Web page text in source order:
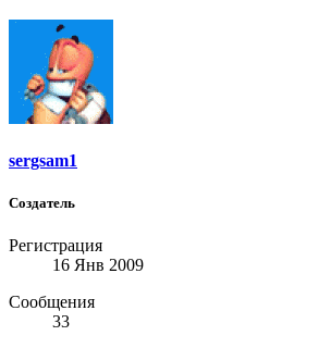
sergsam1
Создатель
Регистрация
16 Янв 2009
Сообщения
33